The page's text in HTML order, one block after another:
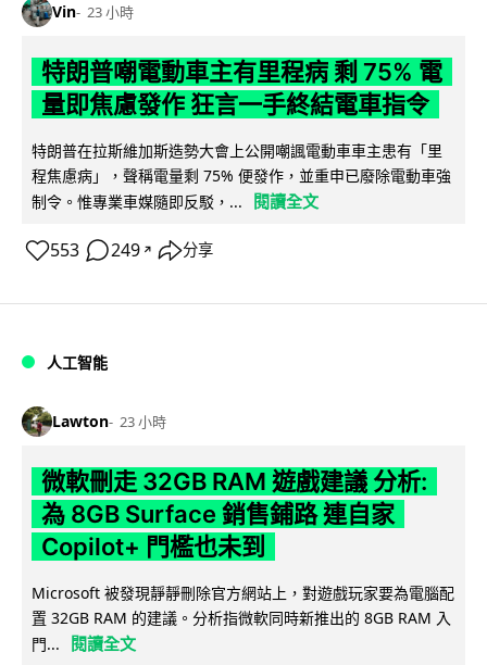
Vin 23 小時
特朗普嘲電動車主有里程病 剩 75% 電
量即焦慮發作 狂言一手終結電車指令
特朗普在拉斯維加斯造勢大會上公開嘲諷電動車車主患有「里
程焦慮病」，聲稱電量剩 75% 便發作，並重申已廢除電動車強
制令。惟專業車媒隨即反駁，...
閱讀全文
553 249 ↗ 分享
人工智能
Lawton 23 小時
微軟刪走 32GB RAM 遊戲建議 分析:
為 8GB Surface 銷售鋪路 連自家
Copilot+ 門檻也未到
Microsoft 被發現靜靜刪除官方網站上，對遊戲玩家要為電腦配
置 32GB RAM 的建議。分析指微軟同時新推出的 8GB RAM 入
門...
閱讀全文